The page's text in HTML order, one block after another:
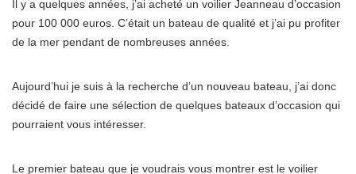
Il y a quelques années, j’ai acheté un voilier Jeanneau d’occasion
pour 100 000 euros. C’était un bateau de qualité et j’ai pu profiter
de la mer pendant de nombreuses années.
Aujourd’hui je suis à la recherche d’un nouveau bateau, j’ai donc
décidé de faire une sélection de quelques bateaux d’occasion qui
pourraient vous intéresser.
Le premier bateau que je voudrais vous montrer est le voilier